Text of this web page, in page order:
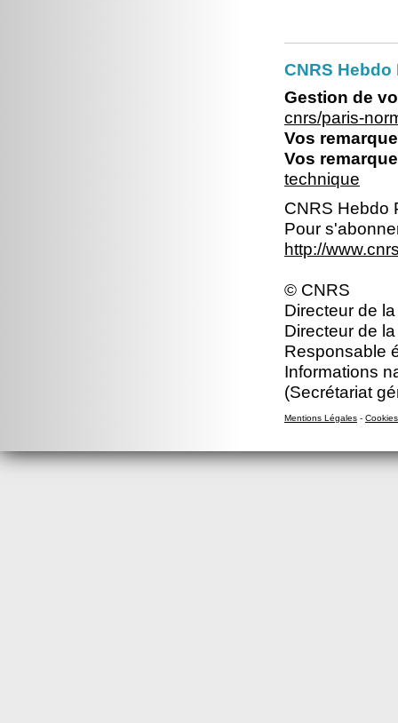
CNRS
Gestion de
cnrs/paris-
Vos
Vos
technique
CNRS Hebdo
Pour
http://
© CNRS
Directeur de
Directeur de
Responsable
Informations
(Secrétariat
Mentions Légales - Cookies